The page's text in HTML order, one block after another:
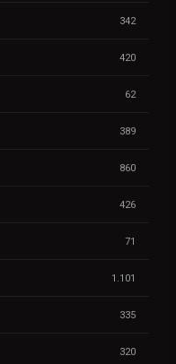
342
420
62
389
860
426
71
1.101
335
320